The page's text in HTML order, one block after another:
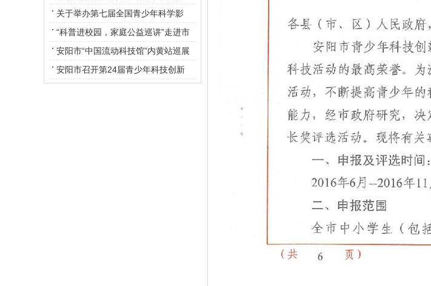
创新市长奖的通知
关于举办第七届全国青少年科学影
像节活动的通知
“科普进校园，家庭公益巡讲”走进市
东门小学
安阳市“中国流动科技馆”内黄站巡展
活动正式启动
安阳市召开第24届青少年科技创新